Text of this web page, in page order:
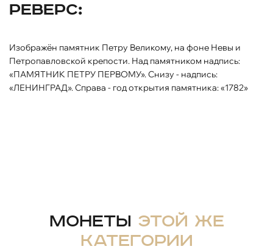
Реверс:
Изображён памятник Петру Великому, на фоне Невы и
Петропавловской крепости. Над памятником надпись:
«ПАМЯТНИК ПЕТРУ ПЕРВОМУ». Снизу - надпись:
«ЛЕНИНГРАД». Справа - год открытия памятника: «1782»
Монеты этой же
категории